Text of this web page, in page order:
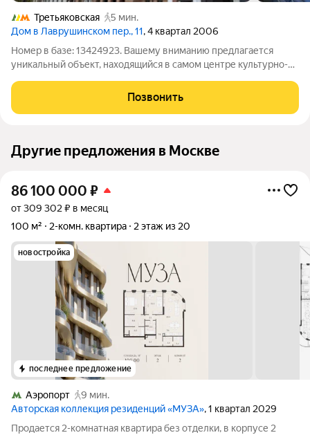
Третьяковская
5 мин.
Дом в Лаврушинском пер., 11, 4 квартал 2006
Номер в базе: 13424923. Вашему вниманию предлагается
уникальный объект, находящийся в самом центре культурно-
таких знаковых для культуры и истории, не только Москвы, но
и России мест, как
Позвонить
Другие предложения в Москве
86 100 000 ₽
от 309 302 ₽ в месяц
100 м²
2-комн. квартира 2 этаж из 20
новостройка
последнее предложение
Аэропорт
9 мин.
Авторская коллекция резиденций «МУЗА», 1 квартал 2029
Продается 2-комнатная квартира без отделки, в корпусе 2